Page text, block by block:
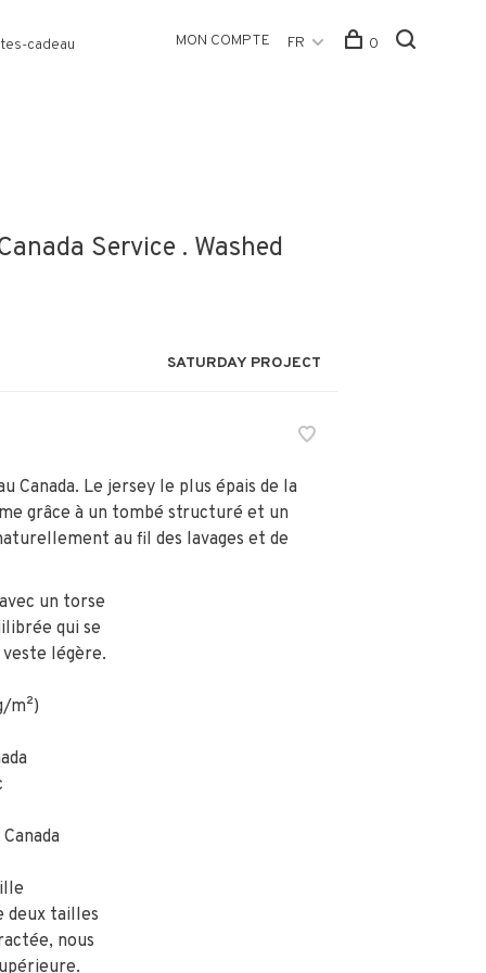
cadeau MON COMPTE FR 0
Service . Washed
SATURDAY PROJECT
Canada. Le jersey le plus épais de la
grâce à un tombé structuré et un
au fil des lavages et de
un torse
qui se
légère.
m²)
deux tailles
nous